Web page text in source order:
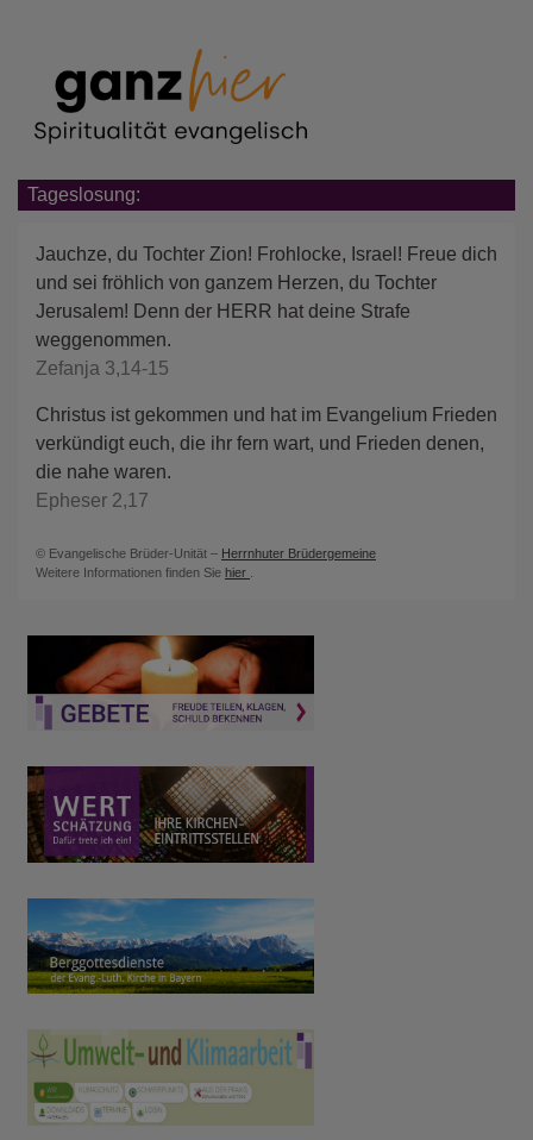
Tageslosung:
Jauchze, du Tochter Zion! Frohlocke, Israel! Freue dich
und sei fröhlich von ganzem Herzen, du Tochter
Jerusalem! Denn der HERR hat deine Strafe
weggenommen.
Zefanja 3,14-15
Christus ist gekommen und hat im Evangelium Frieden
verkündigt euch, die ihr fern wart, und Frieden denen,
die nahe waren.
Epheser 2,17
© Evangelische Brüder-Unität – Herrnhuter Brüdergemeine
Weitere Informationen finden Sie hier